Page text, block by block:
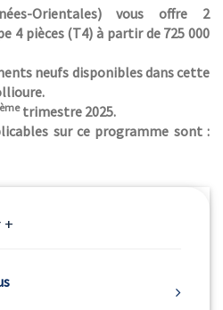
Orientales) vous offre 2
4 pièces (T4) à partir de 725 000
neufs disponibles dans cette
èmetrimestre 2025.
sur ce programme sont :
+